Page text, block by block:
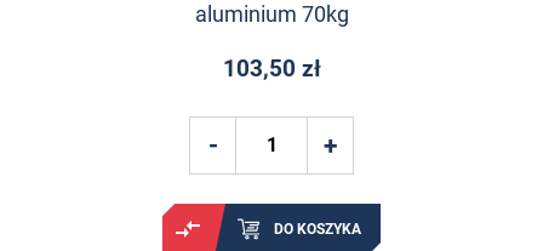
aluminium 70kg
103,50 zł
DO KOSZYKA